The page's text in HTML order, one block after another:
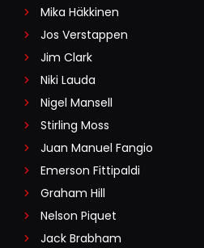
Mika Häkkinen
Jos Verstappen
Jim Clark
Niki Lauda
Nigel Mansell
Stirling Moss
Juan Manuel Fangio
Emerson Fittipaldi
Graham Hill
Nelson Piquet
Jack Brabham